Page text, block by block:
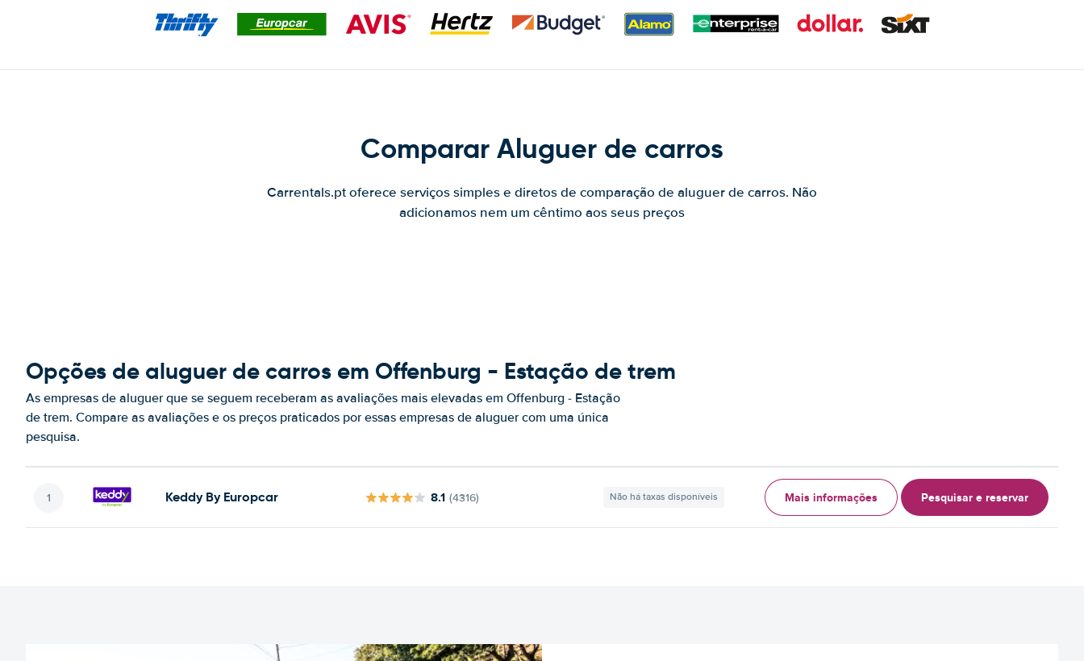
Comparar Aluguer de carros
Carrentals.pt oferece serviços simples e diretos de comparação de aluguer de carros. Não
adicionamos nem um cêntimo aos seus preços
Opções de aluguer de carros em Offenburg - Estação de trem
As empresas de aluguer que se seguem receberam as avaliações mais elevadas em Offenburg - Estação
de trem. Compare as avaliações e os preços praticados por essas empresas de aluguer com uma única
pesquisa.
Keddy By Europcar 8.1 (4316) Não há taxas disponíveis Mais informações Pesquisar e reservar